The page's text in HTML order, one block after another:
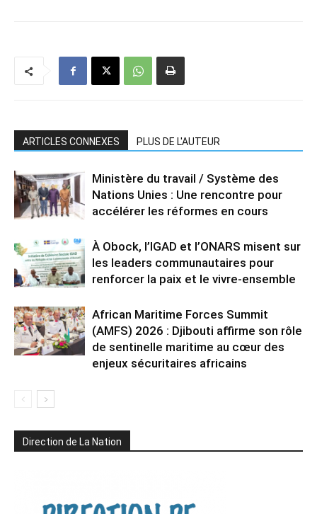
ARTICLES CONNEXES PLUS DE L'AUTEUR
Ministère du travail / Système des
Nations Unies : Une rencontre pour
accélérer les réformes en cours
À Obock, l’IGAD et l’ONARS misent sur
les leaders communautaires pour
renforcer la paix et le vivre-ensemble
African Maritime Forces Summit
(AMFS) 2026 : Djibouti affirme son rôle
de sentinelle maritime au cœur des
enjeux sécuritaires africains
Direction de La Nation